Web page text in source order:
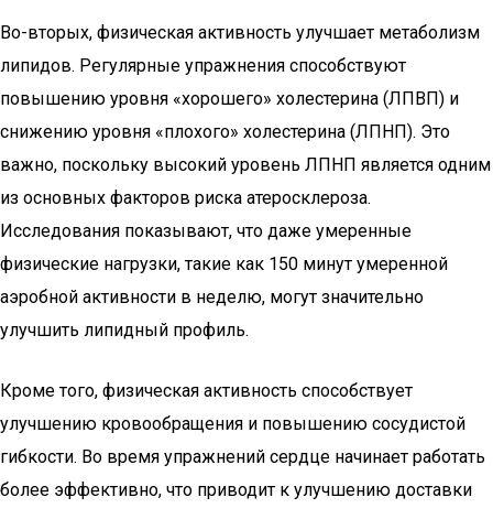
Во-вторых, физическая активность улучшает метаболизм
липидов. Регулярные упражнения способствуют
повышению уровня «хорошего» холестерина (ЛПВП) и
снижению уровня «плохого» холестерина (ЛПНП). Это
важно, поскольку высокий уровень ЛПНП является одним
из основных факторов риска атеросклероза.
Исследования показывают, что даже умеренные
физические нагрузки, такие как 150 минут умеренной
аэробной активности в неделю, могут значительно
улучшить липидный профиль.
Кроме того, физическая активность способствует
улучшению кровообращения и повышению сосудистой
гибкости. Во время упражнений сердце начинает работать
более эффективно, что приводит к улучшению доставки